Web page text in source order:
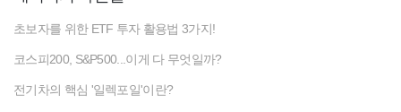
초보자를 위한 ETF 투자 활용법 3가지!
코스피200, S&P500...이게 다 무엇일까?
전기차의 핵심 '일렉포일'이란?